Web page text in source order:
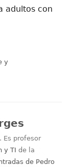
adultos con
y
. Es profesor
y TI de la
de Pedro